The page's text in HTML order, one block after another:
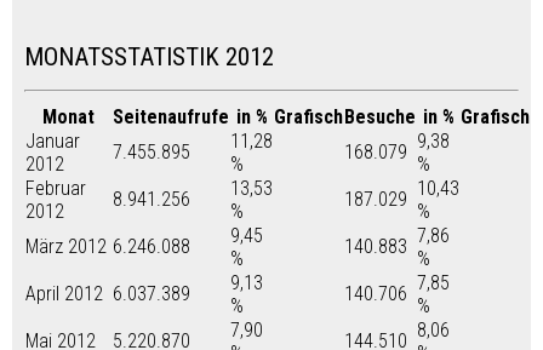
MONATSSTATISTIK 2012
Monat Seitenaufrufe in % GrafischBesuche in % Grafisch
Januar
2012
7.455.895
11,28
%
168.079 9,38
%
Februar
2012
8.941.256
13,53
%
187.029 10,43
%
März 2012 6.246.088
9,45
%
140.883 7,86
%
April 2012 6.037.389
9,13
%
140.706 7,85
%
Mai 2012
5.220.870
7,90
144.510 8,06